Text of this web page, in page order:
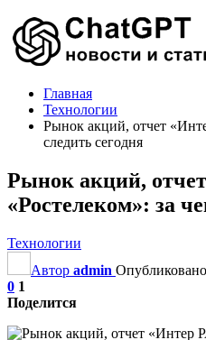
Главная
Технологии
Рынок акций, отчет
следить сегодня
Рынок акций,
«Ростелеком»: за
Технологии
Автор admin Опубликовано
0 1
Поделится